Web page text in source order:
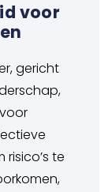
voor
gericht
te